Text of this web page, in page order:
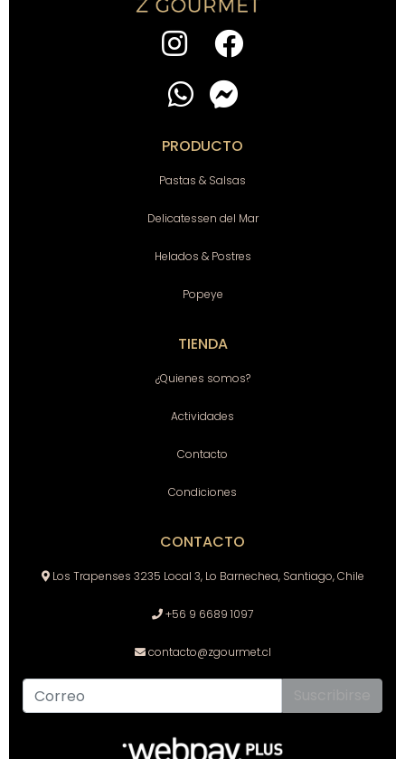
PRODUCTO
Pastas & Salsas
Delicatessen del Mar
Helados & Postres
Popeye
TIENDA
¿Quienes somos?
Actividades
Contacto
Condiciones
CONTACTO
Los Trapenses 3235 Local 3, Lo Barnechea, Santiago, Chile
+56 9 6689 1097
contacto@zgourmet.cl